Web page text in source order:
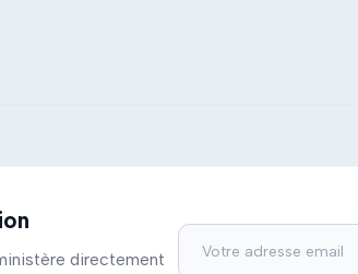
directement